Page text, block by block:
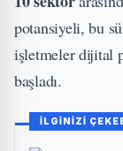
potansiyeli, bu
işletmeler dijital
başladı.
İLGİNİZİ